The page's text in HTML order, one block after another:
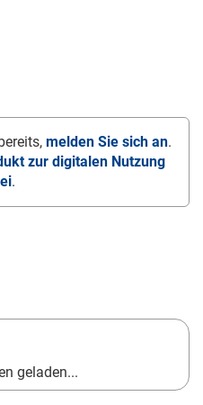
melden Sie sich an.
zur digitalen Nutzung
.
geladen...